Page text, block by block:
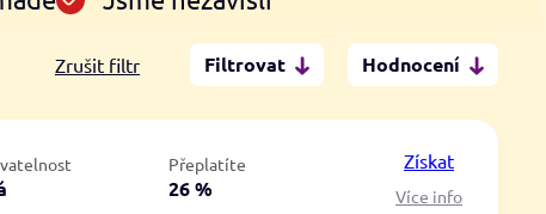
Zrušit filtr Filtrovat
Hodnocení
Přeplatíte
26 %
Získat
Více info